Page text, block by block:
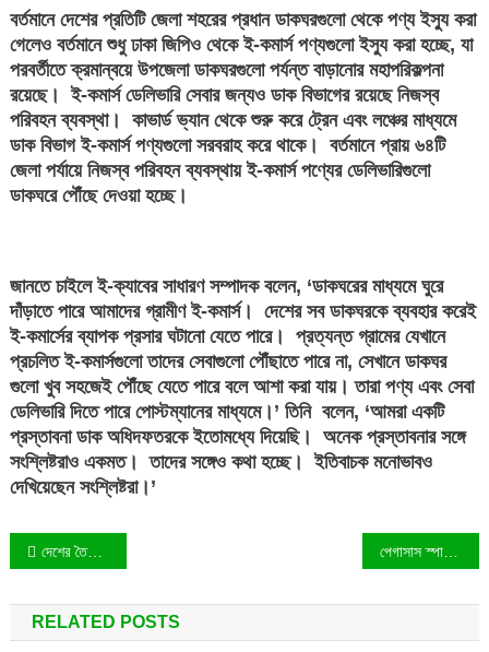
বর্তমানে দেশের প্রতিটি জেলা শহরের প্রধান ডাকঘরগুলো থেকে পণ্য ইস্যু করা
গেলেও বর্তমানে শুধু ঢাকা জিপিও থেকে ই-কমার্স পণ্যগুলো ইস্যু করা হচ্ছে, যা
পরবর্তীতে ক্রমান্বয়ে উপজেলা ডাকঘরগুলো পর্যন্ত বাড়ানোর মহাপরিকল্পনা
রয়েছে। ই-কমার্স ডেলিভারি সেবার জন্যও ডাক বিভাগের রয়েছে নিজস্ব
পরিবহন ব্যবস্থা। কাভার্ড ভ্যান থেকে শুরু করে ট্রেন এবং লঞ্চের মাধ্যমে
ডাক বিভাগ ই-কমার্স পণ্যগুলো সরবরাহ করে থাকে। বর্তমানে প্রায় ৬৪টি
জেলা পর্যায়ে নিজস্ব পরিবহন ব্যবস্থায় ই-কমার্স পণ্যের ডেলিভারিগুলো
ডাকঘরে পৌঁছে দেওয়া হচ্ছে।
জানতে চাইলে ই-ক্যাবের সাধারণ সম্পাদক বলেন, ‘ডাকঘরের মাধ্যমে ঘুরে
দাঁড়াতে পারে আমাদের গ্রামীণ ই-কমার্স। দেশের সব ডাকঘরকে ব্যবহার করেই
ই-কমার্সের ব্যাপক প্রসার ঘটানো যেতে পারে। প্রত্যন্ত গ্রামের যেখানে
প্রচলিত ই-কমার্সগুলো তাদের সেবাগুলো পৌঁছাতে পারে না, সেখানে ডাকঘর
গুলো খুব সহজেই পৌঁছে যেতে পারে বলে আশা করা যায়। তারা পণ্য এবং সেবা
ডেলিভারি দিতে পারে পোস্টম্যানের মাধ্যমে।’ তিনি বলেন, ‘আমরা একটি
প্রস্তাবনা ডাক অধিদফতরকে ইতোমধ্যে দিয়েছি। অনেক প্রস্তাবনার সঙ্গে
সংশ্লিষ্টরাও একমত। তাদের সঙ্গেও কথা হচ্ছে। ইতিবাচক মনোভাবও
দেখিয়েছেন সংশ্লিষ্টরা।’
Post
navigation
দেশের তৈরি অ্যাপের বাজার এখন হাজার কোটি টাকার পেগাসাস স্পাইওয়্যারের নজরদারি সনাক্ত করেছে গবেষকরা
RELATED POSTS